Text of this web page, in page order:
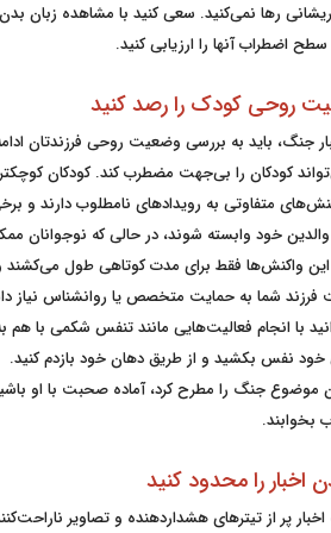
رها نمی‌کنید. سعی کنید با مشاهده زبان
اضطراب آنها را ارزیابی کنید.
جنگ، باید به بررسی وضعیت روحی فرزندتان
کودکان را بی‌جهت مضطرب کند. کودکان
متفاوتی به رویدادهای نامطلوب دارند
خود وابسته شوند، در حالی که
این واکنش‌ها فقط برای مدت کوتاهی طول می‌کشند
شما به حمایت متخصص یا روانشناس نیاز
خود نفس بکشید و از طریق دهان خود بازدم کنید.
موضوع جنگ را مطرح کرد، آماده صحبت با او
بخوابند.
پر از تیترهای هشداردهنده و تصاویر